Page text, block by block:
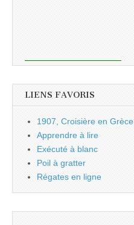
LIENS FAVORIS
1907, Croisière en Grèce
Apprendre à lire
Exécuté à blanc
Poil à gratter
Régates en ligne